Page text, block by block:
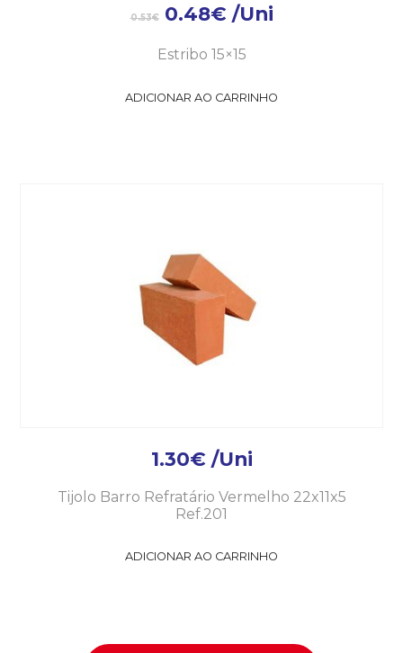
0.53€ 0.48€ /Uni
Estribo 15×15
ADICIONAR AO CARRINHO
1.30€ /Uni
Tijolo Barro Refratário Vermelho 22x11x5
Ref.201
ADICIONAR AO CARRINHO